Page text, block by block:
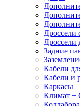
Дроссели
Дроссели
Задние
Кабели
Кабели и
Каркасы
Климат +